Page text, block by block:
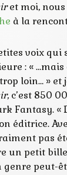
et moi,
à la
voix qui
: « …mais
loin… » et
, c’est 850
Fantasy. «
éditrice.
pas
un petit
genre peut-